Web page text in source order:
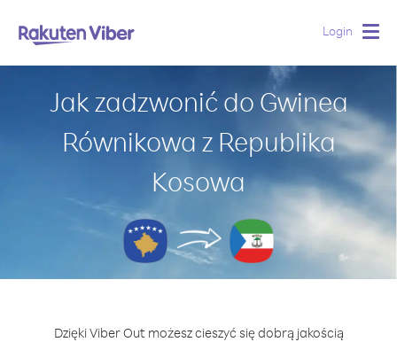
Login
Jak zadzwonić do Gwinea
Równikowa z Republika
Kosowa
Dzięki Viber Out możesz cieszyć się dobrą jakością